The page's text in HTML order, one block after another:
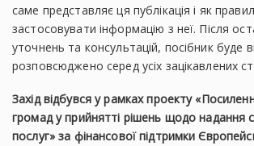
саме представляє ця публікація і як
застосовувати інформацію з неї. Після
уточнень та консультацій, посібник буде
розповсюджено серед усіх зацікавлених
Захід відбувся у рамках проекту
громад у прийнятті рішень щодо надання
послуг» за фінансової підтримки